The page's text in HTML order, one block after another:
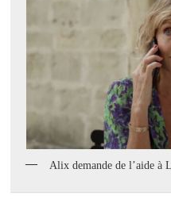
Alix demande de l’aide à